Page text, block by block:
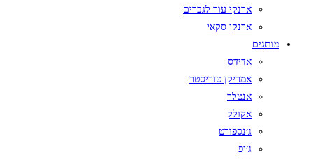
ארנקי עור לגברים
ארנקי סקאי
מותגים
אדידס
אמריקן טוריסטר
אנטלר
אקולק
ג׳נספורט
ג׳יפ